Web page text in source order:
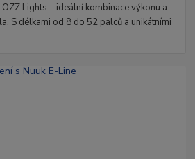
Lights – ideální kombinace výkonu a
S délkami od 8 do 52 palců a unikátními